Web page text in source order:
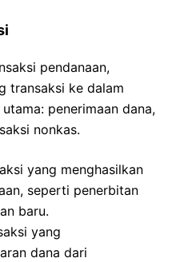
pendanaan,
transaksi ke dalam
penerimaan dana,
nonkas.
yang menghasilkan
seperti penerbitan
baru.
yang
dana dari